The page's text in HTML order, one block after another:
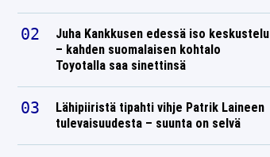
Juha Kankkusen edessä iso keskustelu
– kahden suomalaisen kohtalo
Toyotalla saa sinettinsä
Lähipiiristä tipahti vihje Patrik Laineen
tulevaisuudesta – suunta on selvä